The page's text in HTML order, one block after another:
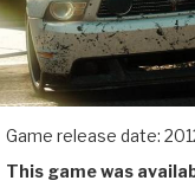
Game release date:
This game was